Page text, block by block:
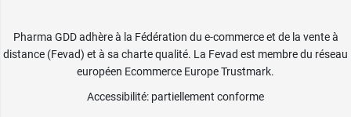
Pharma GDD adhère à la Fédération du e-commerce et de la vente à
distance (Fevad) et à sa charte qualité. La Fevad est membre du réseau
européen Ecommerce Europe Trustmark.
Accessibilité: partiellement conforme